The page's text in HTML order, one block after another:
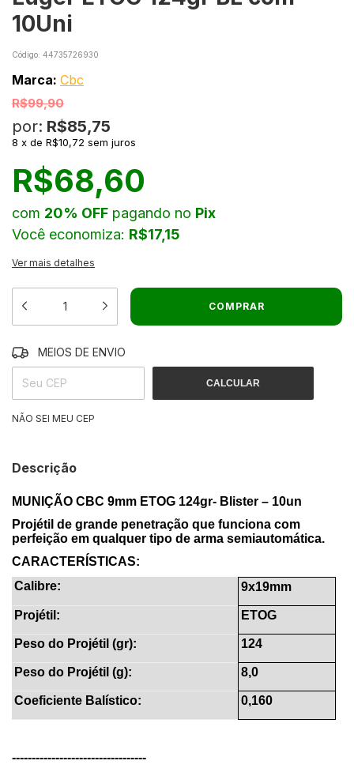
10Uni
Código: 44735726930
Marca: Cbc
R$99,90
por: R$85,75
8 x de R$10,72 sem juros
R$68,60
com 20% OFF pagando no Pix
Você economiza: R$17,15
Ver mais detalhes
MEIOS DE ENVIO
CALCULAR
NÃO SEI MEU CEP
Descrição
MUNIÇÃO CBC 9mm ETOG 124gr- Blister – 10un
Projétil de grande penetração que funciona com
perfeição em qualquer tipo de arma semiautomática.
CARACTERÍSTICAS:
Calibre:
9x19mm
Projétil: ETOG
Peso do Projétil (gr): 124
Peso do Projétil (g): 8,0
Coeficiente Balístico: 0,160
----------------------------------